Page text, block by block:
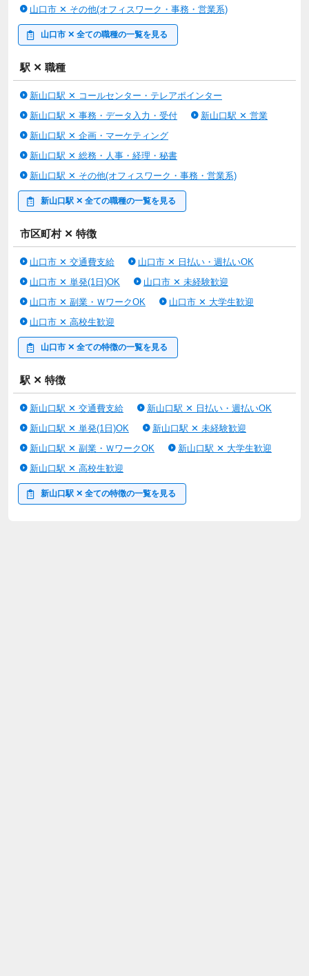
山口市 ✕ その他(オフィスワーク・事務・営業系)
山口市 ✕ 全ての職種の一覧を見る
駅 ✕ 職種
新山口駅 ✕ コールセンター・テレアポインター
新山口駅 ✕ 事務・データ入力・受付
新山口駅 ✕ 営業
新山口駅 ✕ 企画・マーケティング
新山口駅 ✕ 総務・人事・経理・秘書
新山口駅 ✕ その他(オフィスワーク・事務・営業系)
新山口駅 ✕ 全ての職種の一覧を見る
市区町村 ✕ 特徴
山口市 ✕ 交通費支給
山口市 ✕ 日払い・週払いOK
山口市 ✕ 単発(1日)OK
山口市 ✕ 未経験歓迎
山口市 ✕ 副業・ＷワークOK
山口市 ✕ 大学生歓迎
山口市 ✕ 高校生歓迎
山口市 ✕ 全ての特徴の一覧を見る
駅 ✕ 特徴
新山口駅 ✕ 交通費支給
新山口駅 ✕ 日払い・週払いOK
新山口駅 ✕ 単発(1日)OK
新山口駅 ✕ 未経験歓迎
新山口駅 ✕ 副業・ＷワークOK
新山口駅 ✕ 大学生歓迎
新山口駅 ✕ 高校生歓迎
新山口駅 ✕ 全ての特徴の一覧を見る